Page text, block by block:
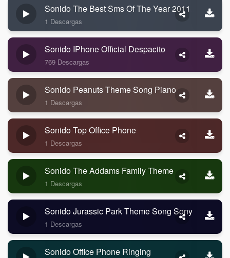
Sonido The Best Sms Of The Year 2011
1 Descargas
Sonido IPhone Official Despacito
769 Descargas
Sonido Peanuts Theme Song Piano
1 Descargas
Sonido Top Office Phone
1 Descargas
Sonido The Addams Family Theme
1 Descargas
Sonido Jurassic Park Theme Song Sony
1 Descargas
Sonido Office Phone Ringing